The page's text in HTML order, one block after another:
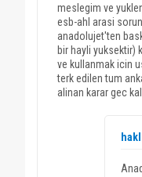
meslegim ve
esb-ahl arasi
anadolujet'ten
bir hayli yuksektir)
ve kullanmak icin
terk edilen tum
alinan karar gec